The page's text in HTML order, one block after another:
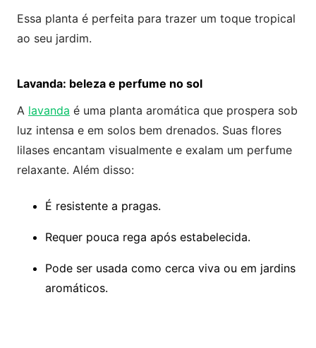
Essa planta é perfeita para trazer um toque tropical
ao seu jardim.
Lavanda: beleza e perfume no sol
A lavanda é uma planta aromática que prospera sob
luz intensa e em solos bem drenados. Suas flores
lilases encantam visualmente e exalam um perfume
relaxante. Além disso:
É resistente a pragas.
Requer pouca rega após estabelecida.
Pode ser usada como cerca viva ou em jardins
aromáticos.